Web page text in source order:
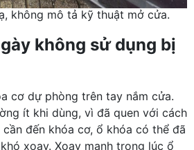
không mô tả kỹ thuật mở cửa.
không sử dụng bị
cơ dự phòng trên tay nắm cửa.
ít khi dùng, vì đã quen với cách
đến khóa cơ, ổ khóa có thể đã
xoay. Xoay mạnh trong lúc ổ